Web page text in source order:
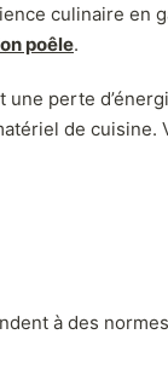
culinaire en
poêle.
une perte
de cuisine.
à des